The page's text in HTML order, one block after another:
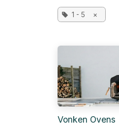
1 - 5 ×
Vonken Ovens